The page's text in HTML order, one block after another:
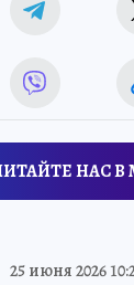
НАС В
25 июня 2026